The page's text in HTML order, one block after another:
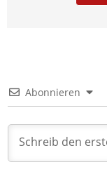
Abonnieren